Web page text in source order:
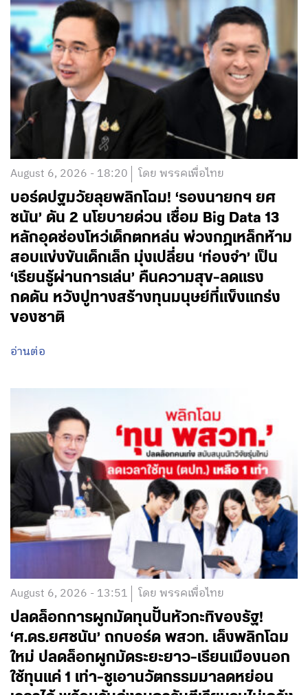
August 6, 2026 - 18:20 โดย พรรคเพื่อไทย
บอร์ดปฐมวัยลุยพลิกโฉม! ‘รองนายกฯ ยศ
ชนัน’ ดัน 2 นโยบายด่วน เชื่อม Big Data 13
หลักอุดช่องโหว่เด็กตกหล่น พ่วงกฎเหล็กห้าม
สอบแข่งขันเด็กเล็ก มุ่งเปลี่ยน ‘ท่องจำ’ เป็น
‘เรียนรู้ผ่านการเล่น’ คืนความสุข-ลดแรง
กดดัน หวังปูทางสร้างทุนมนุษย์ที่แข็งแกร่ง
ของชาติ
อ่านต่อ
August 6, 2026 - 13:51 โดย พรรคเพื่อไทย
ปลดล็อกการผูกมัดทุนปั้นหัวกะทิของรัฐ!
‘ศ.ดร.ยศชนัน’ ถกบอร์ด พสวท. เล็งพลิกโฉม
ใหม่ ปลดล็อกผูกมัดระยะยาว-เรียนเมืองนอก
ใช้ทุนแค่ 1 เท่า-ชูเอานวัตกรรมมาลดหย่อน